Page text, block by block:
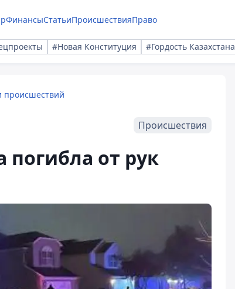
ФинансыСтатьиПроисшествияПраво
#Новая Конституция #Гордость Казахстана
происшествий
Происшествия
погибла от рук